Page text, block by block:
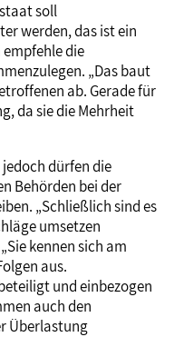
soll
werden, das ist ein
die
„Das baut
ab. Gerade für
da sie die Mehrheit
dürfen die
Behörden bei der
„Schließlich sind es
umsetzen
kennen sich am
aus.
und einbezogen
auch den
Überlastung